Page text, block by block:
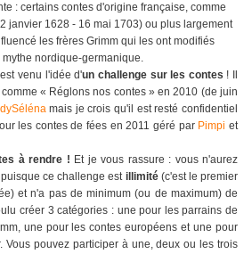
: certains contes d'origine française, comme
janvier 1628 - 16 mai 1703) ou plus largement
les frères Grimm qui les ont modifiés
nordique-germanique.
venu l'idée d'un challenge sur les contes ! Il
« Réglons nos contes » en 2010 (de juin
mais je crois qu'il est resté confidentiel
les contes de fées en 2011 géré par Pimpi et
à rendre ! Et je vous rassure : vous n'aurez
ce challenge est illimité(c'est le premier
et n'a pas de minimum (ou de maximum) de
créer 3 catégories : une pour les parrains de
une pour les contes européens et une pour
Vous pouvez participer à une, deux ou les trois